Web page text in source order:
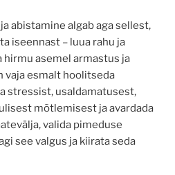
abistamine algab aga sellest,
iseennast – luua rahu ja
hirmu asemel armastus ja
vaja esmalt hoolitseda
stressist, usaldamatusest,
mõtlemisest ja avardada
valida pimeduse
see valgus ja kiirata seda